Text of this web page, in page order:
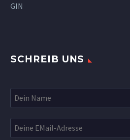
GIN
SCHREIB UNS